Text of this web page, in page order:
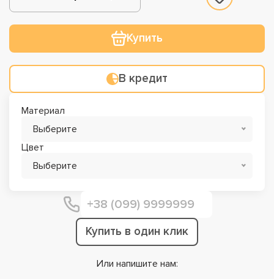
Купить
В кредит
Материал
Выберите
Цвет
Выберите
Купить в один клик
Или напишите нам: